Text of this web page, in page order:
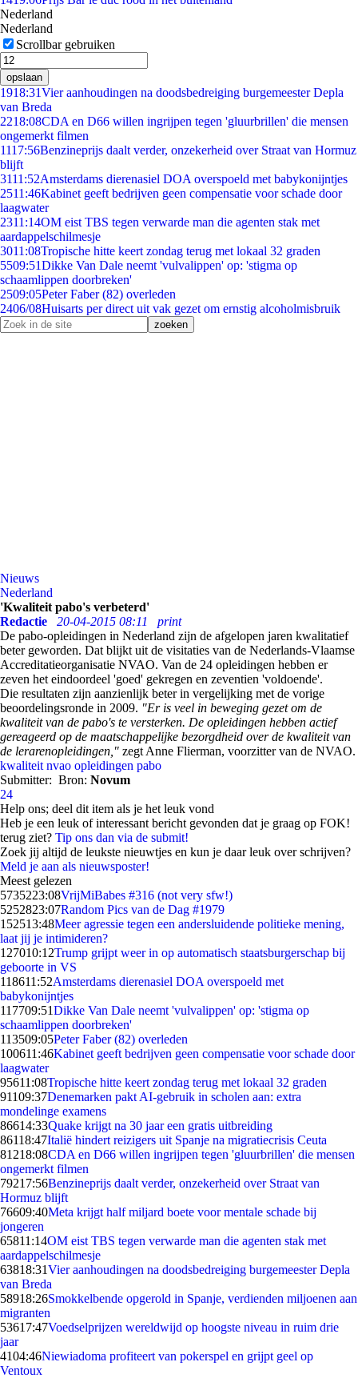
Nederland
Nederland
Scrollbar gebruiken
opslaan
1918:31Vier aanhoudingen na doodsbedreiging burgemeester Depla
van Breda
2218:08CDA en D66 willen ingrijpen tegen 'gluurbrillen' die mensen
ongemerkt filmen
1117:56Benzineprijs daalt verder, onzekerheid over Straat van Hormuz
blijft
3111:52Amsterdams dierenasiel DOA overspoeld met babykonijntjes
2511:46Kabinet geeft bedrijven geen compensatie voor schade door
laagwater
2311:14OM eist TBS tegen verwarde man die agenten stak met
aardappelschilmesje
3011:08Tropische hitte keert zondag terug met lokaal 32 graden
5509:51Dikke Van Dale neemt 'vulvalippen' op: 'stigma op
schaamlippen doorbreken'
2509:05Peter Faber (82) overleden
2406/08Huisarts per direct uit vak gezet om ernstig alcoholmisbruik
Nieuws
Nederland
'Kwaliteit pabo's verbeterd'
Redactie
20-04-2015 08:11
print
De pabo-opleidingen in Nederland zijn de afgelopen jaren kwalitatief
beter geworden. Dat blijkt uit de visitaties van de Nederlands-Vlaamse
Accreditatieorganisatie NVAO. Van de 24 opleidingen hebben er
zeven het eindoordeel 'goed' gekregen en zeventien 'voldoende'.
Die resultaten zijn aanzienlijk beter in vergelijking met de vorige
beoordelingsronde in 2009. "Er is veel in beweging gezet om de
kwaliteit van de pabo's te versterken. De opleidingen hebben actief
gereageerd op de maatschappelijke bezorgdheid over de kwaliteit van
de lerarenopleidingen," zegt Anne Flierman, voorzitter van de NVAO.
kwaliteit nvao opleidingen pabo
Submitter: Bron: Novum
24
Help ons; deel dit item als je het leuk vond
Heb je een leuk of interessant bericht gevonden dat je graag op FOK!
terug ziet? Tip ons dan via de submit!
Zoek jij altijd de leukste nieuwtjes en kun je daar leuk over schrijven?
Meld je aan als nieuwsposter!
Meest gelezen
5735223:08VrijMiBabes #316 (not very sfw!)
5252823:07Random Pics van de Dag #1979
152513:48Meer agressie tegen een andersluidende politieke mening,
laat jij je intimideren?
127010:12Trump grijpt weer in op automatisch staatsburgerschap bij
geboorte in VS
118611:52Amsterdams dierenasiel DOA overspoeld met
babykonijntjes
117709:51Dikke Van Dale neemt 'vulvalippen' op: 'stigma op
schaamlippen doorbreken'
113509:05Peter Faber (82) overleden
100611:46Kabinet geeft bedrijven geen compensatie voor schade door
laagwater
95611:08Tropische hitte keert zondag terug met lokaal 32 graden
91109:37Denemarken pakt AI-gebruik in scholen aan: extra
mondelinge examens
86614:33Quake krijgt na 30 jaar een gratis uitbreiding
86118:47Italië hindert reizigers uit Spanje na migratiecrisis Ceuta
81218:08CDA en D66 willen ingrijpen tegen 'gluurbrillen' die mensen
ongemerkt filmen
79217:56Benzineprijs daalt verder, onzekerheid over Straat van
Hormuz blijft
76609:40Meta krijgt half miljard boete voor mentale schade bij
jongeren
65811:14OM eist TBS tegen verwarde man die agenten stak met
aardappelschilmesje
63818:31Vier aanhoudingen na doodsbedreiging burgemeester Depla
van Breda
58918:26Smokkelbende opgerold in Spanje, verdienden miljoenen aan
migranten
53617:47Voedselprijzen wereldwijd op hoogste niveau in ruim drie
jaar
4104:46Niewiadoma profiteert van pokerspel en grijpt geel op
Ventoux